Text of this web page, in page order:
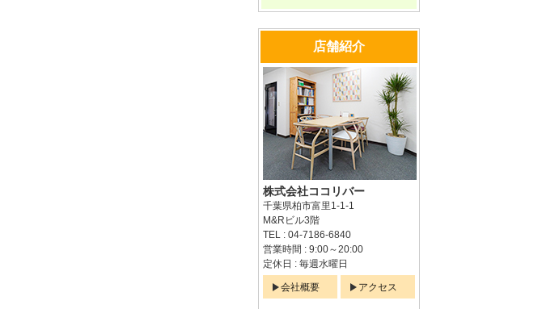
店舗紹介
株式会社ココリバー
千葉県柏市富里1-1-1
M&Rビル3階
TEL : 04-7186-6840
営業時間 : 9:00～20:00
定休日 : 毎週水曜日
会社概要 アクセス